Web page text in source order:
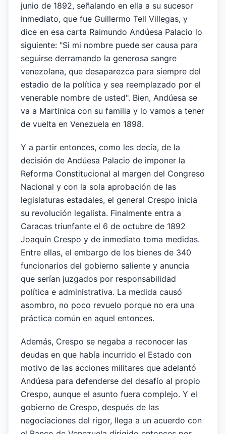
junio de 1892, señalando en ella a su sucesor
inmediato, que fue Guillermo Tell Villegas, y
dice en esa carta Raimundo Andúesa Palacio lo
siguiente: "Si mi nombre puede ser causa para
seguirse derramando la generosa sangre
venezolana, que desaparezca para siempre del
estadio de la política y sea reemplazado por el
venerable nombre de usted". Bien, Andúesa se
va a Martinica con su familia y lo vamos a tener
de vuelta en Venezuela en 1898.
Y a partir entonces, como les decía, de la
decisión de Andúesa Palacio de imponer la
Reforma Constitucional al margen del Congreso
Nacional y con la sola aprobación de las
legislaturas estadales, el general Crespo inicia
su revolución legalista. Finalmente entra a
Caracas triunfante el 6 de octubre de 1892
Joaquín Crespo y de inmediato toma medidas.
Entre ellas, el embargo de los bienes de 340
funcionarios del gobierno saliente y anuncia
que serían juzgados por responsabilidad
política e administrativa. La medida causó
asombro, no poco revuelo porque no era una
práctica común en aquel entonces.
Además, Crespo se negaba a reconocer las
deudas en que había incurrido el Estado con
motivo de las acciones militares que adelantó
Andúesa para defenderse del desafío al propio
Crespo, aunque el asunto fuera complejo. Y el
gobierno de Crespo, después de las
negociaciones del rigor, llega a un acuerdo con